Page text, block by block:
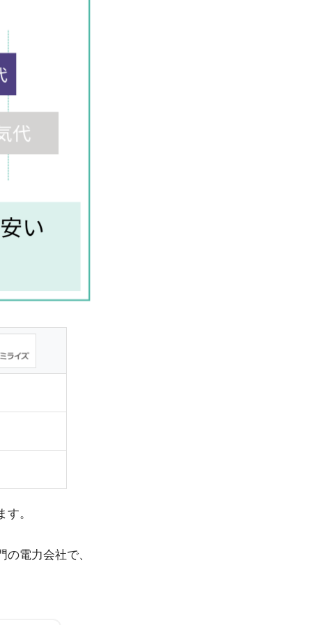
。
電力会社で、